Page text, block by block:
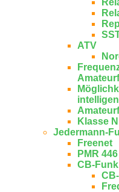
ATV
Klasse N
Jedermann-
Freenet
PMR 446
CB-Funk